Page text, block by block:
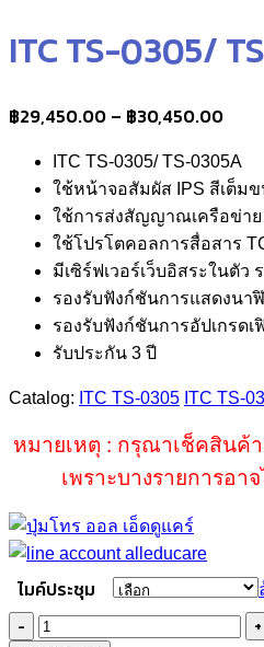
ITC TS-0305/
฿29,450.00 – ฿30,450.00Price
฿
฿
ITC TS-0305/ TS-0305A
ใช้หน้าจอสัมผัส IPS สีเต็มข
ใช้การส่งสัญญาณเครือข่าย
ใช้โปรโตคอลการสื่อสาร
มีเซิร์ฟเวอร์เว็บอิสระในตัว
รองรับฟังก์ชันการแสดงนา
รองรับฟังก์ชันการอัปเกรด
รับประกัน 3 ปี
Catalog: ITC TS-0305 ITC TS-
หมายเหตุ : กรุณาเช็คสินค้
เพราะบางรายการอ
ไมค์ประชุม
จำนวน